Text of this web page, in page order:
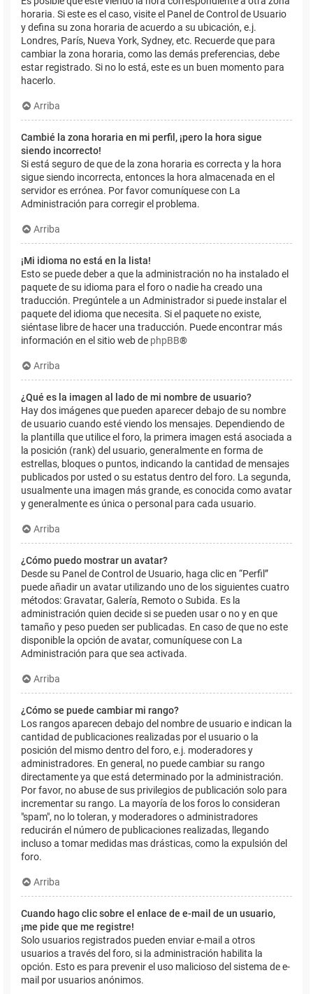
horaria. Si este es el caso, visite el Panel de Control de Usuario
y defina su zona horaria de acuerdo a su ubicación, e.j.
Londres, París, Nueva York, Sydney, etc. Recuerde que para
cambiar la zona horaria, como las demás preferencias, debe
estar registrado. Si no lo está, este es un buen momento para
hacerlo.
Arriba
Cambié la zona horaria en mi perfil, ¡pero la hora sigue
siendo incorrecto!
Si está seguro de que de la zona horaria es correcta y la hora
sigue siendo incorrecta, entonces la hora almacenada en el
servidor es errónea. Por favor comuníquese con La
Administración para corregir el problema.
Arriba
¡Mi idioma no está en la lista!
Esto se puede deber a que la administración no ha instalado el
paquete de su idioma para el foro o nadie ha creado una
traducción. Pregúntele a un Administrador si puede instalar el
paquete del idioma que necesita. Si el paquete no existe,
siéntase libre de hacer una traducción. Puede encontrar más
información en el sitio web de phpBB®
Arriba
¿Qué es la imagen al lado de mi nombre de usuario?
Hay dos imágenes que pueden aparecer debajo de su nombre
de usuario cuando esté viendo los mensajes. Dependiendo de
la plantilla que utilice el foro, la primera imagen está asociada a
la posición (rank) del usuario, generalmente en forma de
estrellas, bloques o puntos, indicando la cantidad de mensajes
publicados por usted o su estatus dentro del foro. La segunda,
usualmente una imagen más grande, es conocida como avatar
y generalmente es única o personal para cada usuario.
Arriba
¿Cómo puedo mostrar un avatar?
Desde su Panel de Control de Usuario, haga clic en “Perfil”
puede añadir un avatar utilizando uno de los siguientes cuatro
métodos: Gravatar, Galería, Remoto o Subida. Es la
administración quien decide si se pueden usar o no y en que
tamaño y peso pueden ser publicadas. En caso de que no este
disponible la opción de avatar, comuníquese con La
Administración para que sea activada.
Arriba
¿Cómo se puede cambiar mi rango?
Los rangos aparecen debajo del nombre de usuario e indican la
cantidad de publicaciones realizadas por el usuario o la
posición del mismo dentro del foro, e.j. moderadores y
administradores. En general, no puede cambiar su rango
directamente ya que está determinado por la administración.
Por favor, no abuse de sus privilegios de publicación solo para
incrementar su rango. La mayoría de los foros lo consideran
"spam", no lo toleran, y moderadores o administradores
reducirán el número de publicaciones realizadas, llegando
incluso a tomar medidas mas drásticas, como la expulsión del
foro.
Arriba
Cuando hago clic sobre el enlace de e-mail de un usuario,
¡me pide que me registre!
Solo usuarios registrados pueden enviar e-mail a otros
usuarios a través del foro, si la administración habilita la
opción. Esto es para prevenir el uso malicioso del sistema de e-
mail por usuarios anónimos.